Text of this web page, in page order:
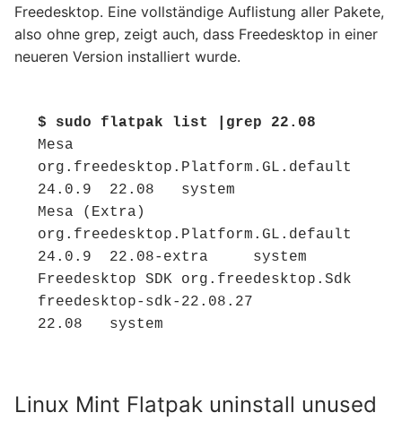
Freedesktop. Eine vollständige Auflistung aller Pakete,
also ohne grep, zeigt auch, dass Freedesktop in einer
neueren Version installiert wurde.
$ sudo flatpak list |grep 22.08
Mesa
org.freedesktop.Platform.GL.default
24.0.9	22.08	system
Mesa (Extra)
org.freedesktop.Platform.GL.default
24.0.9	22.08-extra	system
Freedesktop SDK	org.freedesktop.Sdk
freedesktop-sdk-22.08.27
22.08	system
Linux Mint Flatpak uninstall unused